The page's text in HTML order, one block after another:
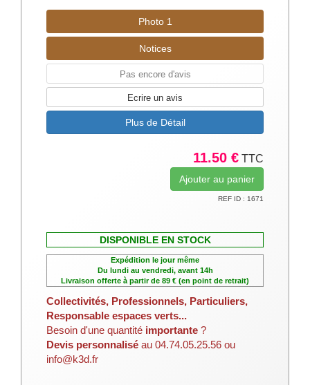
Photo 1
Notices
Pas encore d'avis
Ecrire un avis
Plus de Détail
11.50 € TTC
REF ID : 1671
DISPONIBLE EN STOCK
Expédition le jour même
Du lundi au vendredi, avant 14h
Livraison offerte à partir de 89 € (en point de retrait)
Collectivités, Professionnels, Particuliers,
Responsable espaces verts...
Besoin d'une quantité importante ?
Devis personnalisé au 04.74.05.25.56 ou
info@k3d.fr